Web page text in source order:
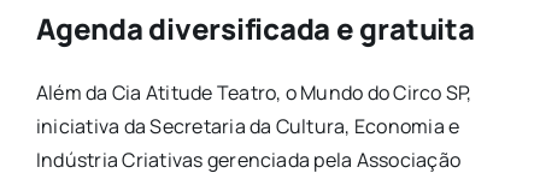
Agenda diversificada e gratuita
Além da Cia Atitude Teatro, o Mundo do Circo SP,
iniciativa da Secretaria da Cultura, Economia e
Indústria Criativas gerenciada pela Associação